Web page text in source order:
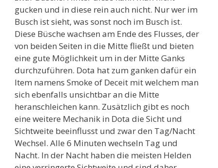
gucken und in diese rein auch nicht. Nur wer im
Busch ist sieht, was sonst noch im Busch ist.
Diese Büsche wachsen am Ende des Flusses, der
von beiden Seiten in die Mitte fließt und bieten
eine gute Möglichkeit um in der Mitte Ganks
durchzuführen. Dota hat zum ganken dafür ein
Item namens Smoke of Deceit mit welchem man
sich ebenfalls unsichtbar an die Mitte
heranschleichen kann. Zusätzlich gibt es noch
eine weitere Mechanik in Dota die Sicht und
Sichtweite beeinflusst und zwar den Tag/Nacht
Wechsel. Alle 6 Minuten wechseln Tag und
Nacht. In der Nacht haben die meisten Helden